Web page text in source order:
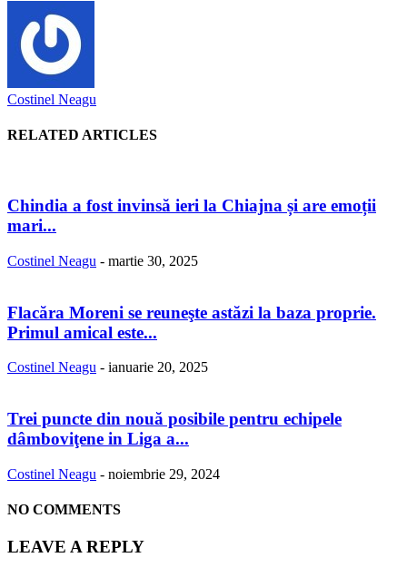
Costinel Neagu
RELATED ARTICLES
Chindia a fost invinsă ieri la Chiajna și are emoții
mari...
Costinel Neagu - martie 30, 2025
Flacăra Moreni se reuneşte astăzi la baza proprie.
Primul amical este...
Costinel Neagu - ianuarie 20, 2025
Trei puncte din nouă posibile pentru echipele
dâmboviţene in Liga a...
Costinel Neagu - noiembrie 29, 2024
NO COMMENTS
LEAVE A REPLY